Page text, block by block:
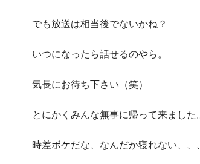
でも放送は相当後でないかね？
いつになったら話せるのやら。
気長にお待ち下さい（笑）
とにかくみんな無事に帰って来ました。
時差ボケだな、なんだか寝れない、、、